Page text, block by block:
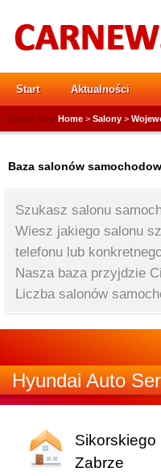
Start Aktualności
Jesteś tutaj: Home > Salony >
Baza salonów
Szukasz salonu
Wiesz jakiego salonu
telefonu lub
Nasza baza przyjdzie
Liczba salonów
Hyundai Auto
Sikorskiego
Zabrze